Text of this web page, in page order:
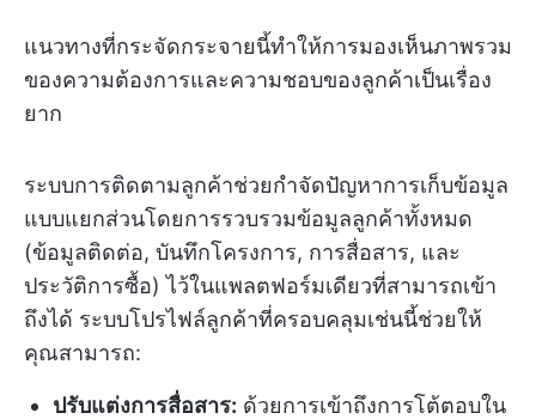
แนวทางที่กระจัดกระจายนี้ทำให้การมองเห็นภาพรวม
ของความต้องการและความชอบของลูกค้าเป็นเรื่อง
ยาก
ระบบการติดตามลูกค้าช่วยกำจัดปัญหาการเก็บข้อมูล
แบบแยกส่วนโดยการรวบรวมข้อมูลลูกค้าทั้งหมด
(ข้อมูลติดต่อ, บันทึกโครงการ, การสื่อสาร, และ
ประวัติการซื้อ) ไว้ในแพลตฟอร์มเดียวที่สามารถเข้า
ถึงได้ ระบบโปรไฟล์ลูกค้าที่ครอบคลุมเช่นนี้ช่วยให้
คุณสามารถ:
ปรับแต่งการสื่อสาร: ด้วยการเข้าถึงการโต้ตอบใน